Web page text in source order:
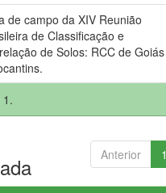
de campo da XIV Reunião
de Classificação e
de Solos: RCC de Goiás
Anterior 1